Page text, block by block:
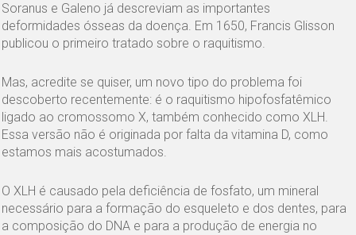
Soranus e Galeno já descreviam as importantes
deformidades ósseas da doença. Em 1650, Francis Glisson
publicou o primeiro tratado sobre o raquitismo.
Mas, acredite se quiser, um novo tipo do problema foi
descoberto recentemente: é o raquitismo hipofosfatêmico
ligado ao cromossomo X, também conhecido como XLH.
Essa versão não é originada por falta da vitamina D, como
estamos mais acostumados.
O XLH é causado pela deficiência de fosfato, um mineral
necessário para a formação do esqueleto e dos dentes, para
a composição do DNA e para a produção de energia no